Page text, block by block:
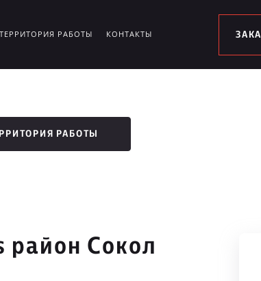
ТЕРРИТОРИЯ РАБОТЫ КОНТАКТЫ
РАБОТЫ
район Сокол